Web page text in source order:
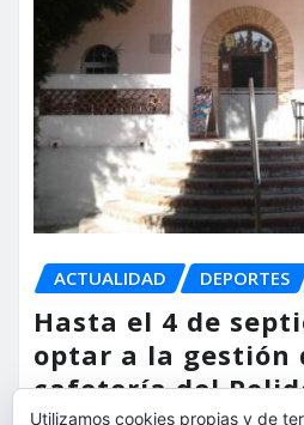
ACTUALIDAD DEPORTES
Hasta el 4 de
optar a la gestión
cafetería del
Utilizamos cookies propias y de